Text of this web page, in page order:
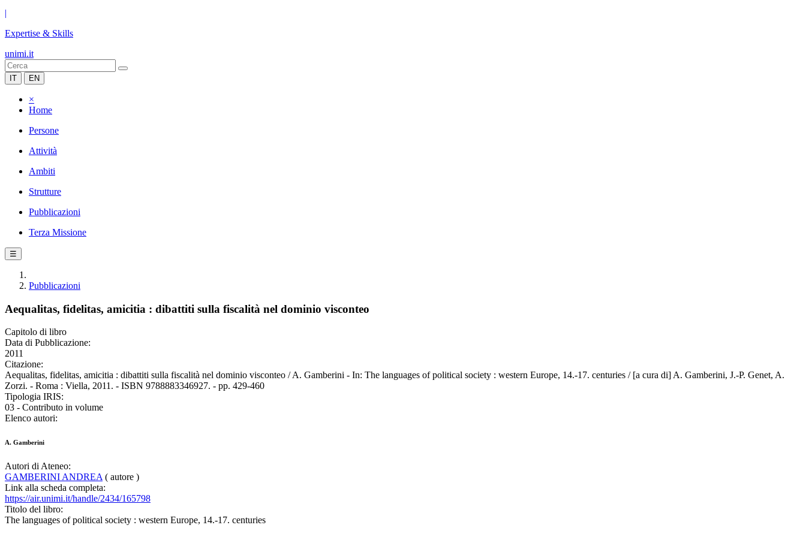
|
Expertise & Skills
unimi.it
IT EN
×
Home
Persone
Attività
Ambiti
Strutture
Pubblicazioni
Terza Missione
☰
Pubblicazioni
Aequalitas, fidelitas, amicitia : dibattiti sulla fiscalità nel dominio visconteo
Capitolo di libro
Data di Pubblicazione:
2011
Citazione:
Aequalitas, fidelitas, amicitia : dibattiti sulla fiscalità nel dominio visconteo / A. Gamberini - In: The languages of political society : western Europe, 14.-17. centuries / [a cura di] A. Gamberini, J.-P. Genet, A.
Zorzi. - Roma : Viella, 2011. - ISBN 9788883346927. - pp. 429-460
Tipologia IRIS:
03 - Contributo in volume
Elenco autori:
A. Gamberini
Autori di Ateneo:
GAMBERINI ANDREA ( autore )
Link alla scheda completa:
https://air.unimi.it/handle/2434/165798
Titolo del libro:
The languages of political society : western Europe, 14.-17. centuries